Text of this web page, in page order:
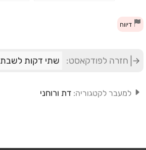
דיווח
חזרה לפודקאסט: שתי דקות לשבת
למעבר לקטגוריה: דת ורוחני